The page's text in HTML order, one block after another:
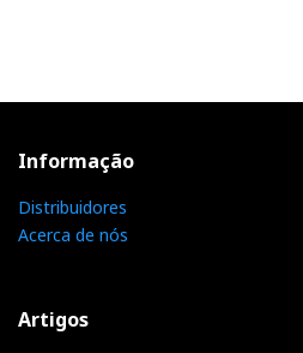
Informação
Distribuidores
Acerca de nós
Artigos